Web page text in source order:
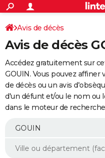
ACTUALITÉS
Politique
Société
Faits Divers
Education
Monde
Villes
+
SPORT
Coupe du monde 2026
Football
Tennis
Cyclisme
Rugby
Forum
Programme TV
TNT
Streaming
Cinéma
Sorties cinéma
Musique
+
FINANCE
Retraite
Impôts
Epargne
Immobilier
Risques naturels par ville
Banque
Assurance
Crédit
AUTO
Essais
Réserver un essai
Citadines
Berlines
SUV
Forum auto
+
Mobiles
Meilleur smartphone
Internet
Ordinateurs
Jeux vidéo
Guide high-tech
Aménagement intérieur
Avis de décès
Avis de décès
Accédez gratuitement sur
GOUIN. Vous pouvez
de décès ou un avis
d'un défunt et/ou le nom ou
dans le moteur de